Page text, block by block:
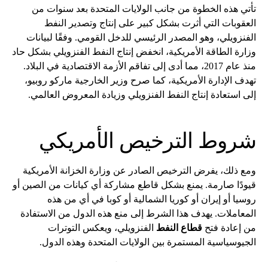
تأتي هذه الخطوة من جانب الولايات المتحدة بعد سنوات من
العقوبات التي أثرت بشكل كبير على إنتاج وتصدير النفط
الفنزويلي، وهو المصدر الرئيسي للدخل القومي. وفقًا لبيانات
وزارة الطاقة الأمريكية، انخفض إنتاج النفط الفنزويلي بشكل حاد
منذ عام 2017، مما أدى إلى تفاقم الأزمة الاقتصادية في البلاد.
تهدف الإدارة الأمريكية، كما صرح وزير الخارجية ماركو روبيو،
إلى استعادة إنتاج النفط الفنزويلي وزيادة المعروض العالمي.
شروط الترخيص الأمريكي
ومع ذلك، يفرض الترخيص الصادر عن وزارة الخزانة الأمريكية
قيودًا صارمة. يمنع بشكل قاطع مشاركة أي كيانات من الصين أو
روسيا أو إيران أو كوريا الشمالية أو كوبا في أي من هذه
المعاملات. يهدف هذا الشرط إلى منع هذه الدول من الاستفادة
من إعادة فتح قطاع النفط الفنزويلي، ويعكس التوترات
الجيوسياسية المستمرة بين الولايات المتحدة وهذه الدول.